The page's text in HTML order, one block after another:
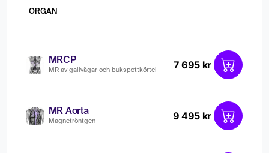
ORGAN
MRCP
MR av gallvägar och bukspottkörtel 7 695 kr
MR Aorta
Magnetröntgen 9 495 kr